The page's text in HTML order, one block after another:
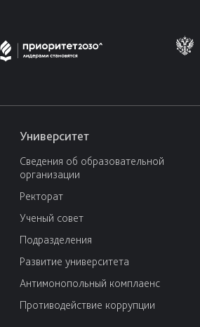
Университет
Сведения об образовательной
организации
Ректорат
Ученый совет
Подразделения
Развитие университета
Антимонопольный комплаенс
Противодействие коррупции